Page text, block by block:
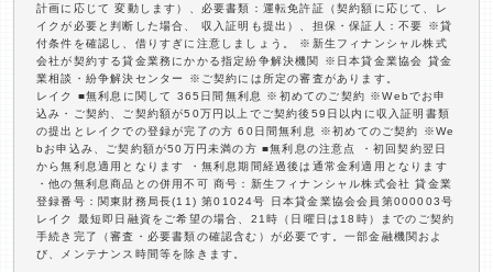
計画に応じて 変動します）、必要書類：運転免許証（契約額に応じて、レ
イクが必要と判断した場合、 収入証明も提出）、担保・保証人：不要 ※貸
付条件を確認し、借りすぎに注意しましょう。 ※新生フィナンシャル株式
会社が契約する貸金業務にかかる指定紛争解決機関 ※日本貸金業協会 貸金
業相談・紛争解決センター ※ご契約には所定の審査があります。
レイク ■無利息に関して 365日間無利息 ※初めてのご契約 ※Webでお申
込み・ご契約、ご契約額が50万円以上でご契約後59日以内に収入証明書類
の提出とレイクでの登録が完了の方 60日間無利息 ※初めてのご契約 ※We
bお申込み、ご契約額が50万円未満の方 ■無利息の注意点 ・初回契約翌日
から無利息適用となります ・無利息期間経過後は通常金利適用となります
・他の無利息商品との併用不可 商号：新生フィナンシャル株式会社 貸金業
登録番号：関東財務局長(11) 第01024号 日本貸金業協会会員第000003号
レイク 最短即日融資をご希望の場合、21時（日曜日は18時）までのご契約
手続き完了（審査・必要書類の確認含む）が必要です。一部金融機関およ
び、メンテナンス時間等を除きます。